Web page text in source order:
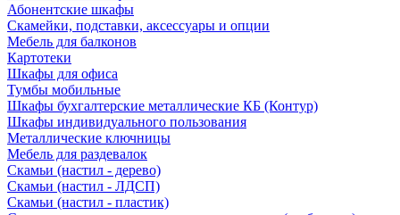
Абонентские шкафы
Скамейки, подставки, аксессуары и опции
Мебель для балконов
Картотеки
Шкафы для офиса
Тумбы мобильные
Шкафы бухгалтерские металлические КБ (Контур)
Шкафы индивидуального пользования
Металлические ключницы
Мебель для раздевалок
Скамьи (настил - дерево)
Скамьи (настил - ЛДСП)
Скамьи (настил - пластик)